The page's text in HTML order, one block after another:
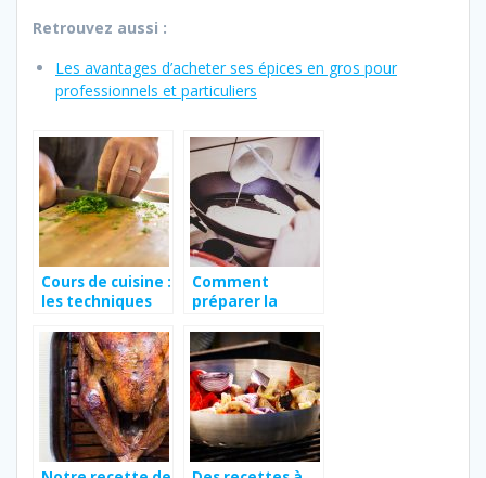
Retrouvez aussi :
Les avantages d’acheter ses épices en gros pour
professionnels et particuliers
Cours de cuisine :
les techniques
cuisine
Comment
préparer la